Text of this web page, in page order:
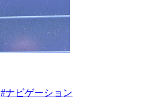
#ナビゲーション